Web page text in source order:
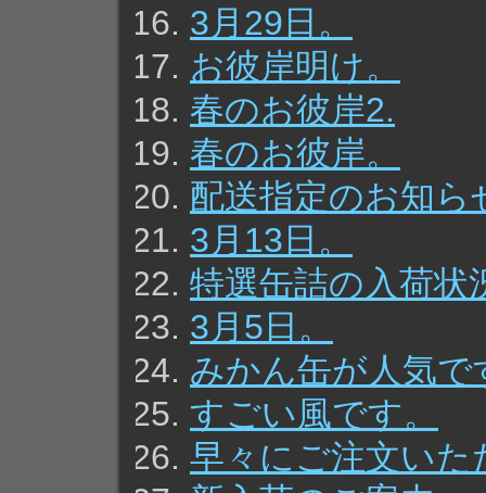
3月29日。
お彼岸明け。
春のお彼岸2.
春のお彼岸。
配送指定のお知ら
3月13日。
特選缶詰の入荷状
3月5日。
みかん缶が人気で
すごい風です。
早々にご注文いた